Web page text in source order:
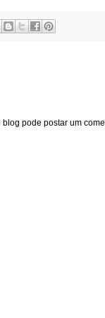
pode postar um